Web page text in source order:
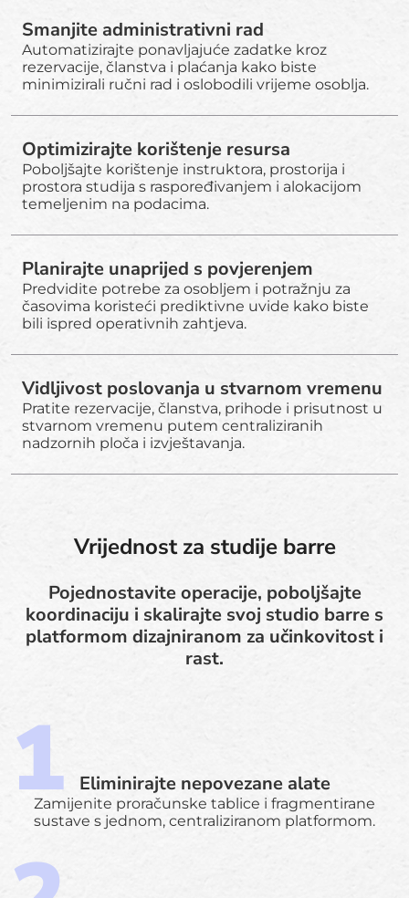
Smanjite administrativni rad
Automatizirajte ponavljajuće zadatke kroz
rezervacije, članstva i plaćanja kako biste
minimizirali ručni rad i oslobodili vrijeme osoblja.
Optimizirajte korištenje resursa
Poboljšajte korištenje instruktora, prostorija i
prostora studija s raspoređivanjem i alokacijom
temeljenim na podacima.
Planirajte unaprijed s povjerenjem
Predvidite potrebe za osobljem i potražnju za
časovima koristeći prediktivne uvide kako biste
bili ispred operativnih zahtjeva.
Vidljivost poslovanja u stvarnom vremenu
Pratite rezervacije, članstva, prihode i prisutnost u
stvarnom vremenu putem centraliziranih
nadzornih ploča i izvještavanja.
Vrijednost za studije barre
Pojednostavite operacije, poboljšajte
koordinaciju i skalirajte svoj studio barre s
platformom dizajniranom za učinkovitost i
rast.
Eliminirajte nepovezane alate
Zamijenite proračunske tablice i fragmentirane
sustave s jednom, centraliziranom platformom.